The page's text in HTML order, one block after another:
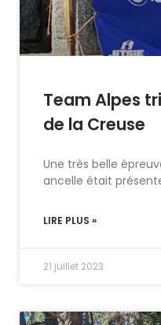
Team Alpes
de la Creuse
Une très belle
ancelle était
LIRE PLUS »
21 juillet 2023